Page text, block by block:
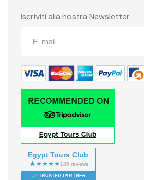
Iscriviti alla nostra Newsletter
Egypt Tours Club
TRUSTED PARTNER